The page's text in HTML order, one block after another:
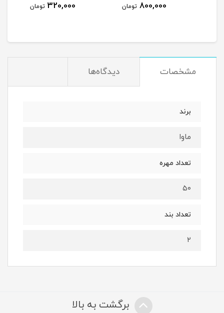
800,000 تومان 320,000 تومان
مشخصات دیدگاه‌ها
برند
ماوا
تعداد مهره
۵۰
تعداد بند
۲
برگشت به بالا